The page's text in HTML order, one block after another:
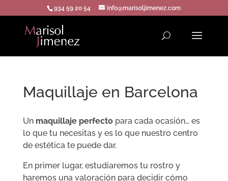
934 59 20 54 info@marisoljimenez.com
Maquillaje en Barcelona
Un maquillaje perfectopara cada ocasión… es
lo que tu necesitas y es lo que nuestro centro
de estética te puede dar.
En primer lugar, estudiaremos tu rostro y
haremos una valoración para decidir cómo